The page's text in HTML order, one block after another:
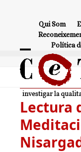
Qui Som
Política
Open
mobile
menu
Close
mobile
menu
Lectura